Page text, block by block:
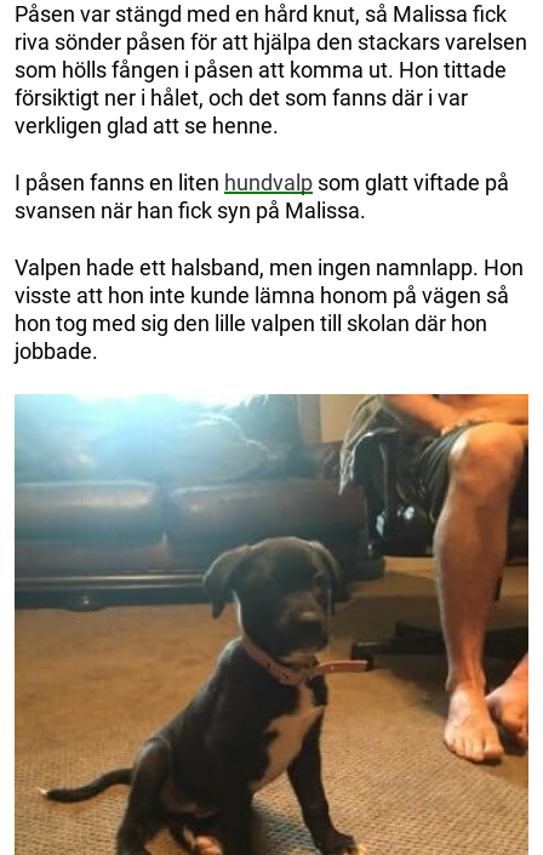
Påsen var stängd med en hård knut, så Malissa fick
riva sönder påsen för att hjälpa den stackars varelsen
som hölls fången i påsen att komma ut. Hon tittade
försiktigt ner i hålet, och det som fanns där i var
verkligen glad att se henne.
I påsen fanns en liten hundvalp som glatt viftade på
svansen när han fick syn på Malissa.
Valpen hade ett halsband, men ingen namnlapp. Hon
visste att hon inte kunde lämna honom på vägen så
hon tog med sig den lille valpen till skolan där hon
jobbade.